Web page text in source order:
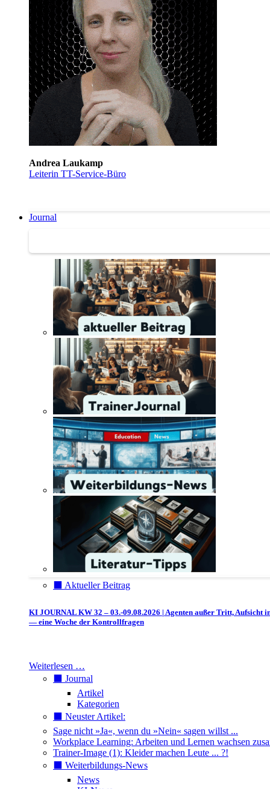
Andrea Laukamp
Leiterin TT-Service-Büro
Journal
⬛️ Aktueller Beitrag
KI JOURNAL KW 32 – 03.-09.08.2026 | Agenten außer Tritt, Aufsicht
— eine Woche der Kontrollfragen
Weiterlesen …
⬛️ Journal
Artikel
Kategorien
⬛️ Neuster Artikel:
Sage nicht »Ja«, wenn du »Nein« sagen willst ...
Workplace Learning: Arbeiten und Lernen wachsen
Trainer-Image (1): Kleider machen Leute ... ?!
⬛️ Weiterbildungs-News
News